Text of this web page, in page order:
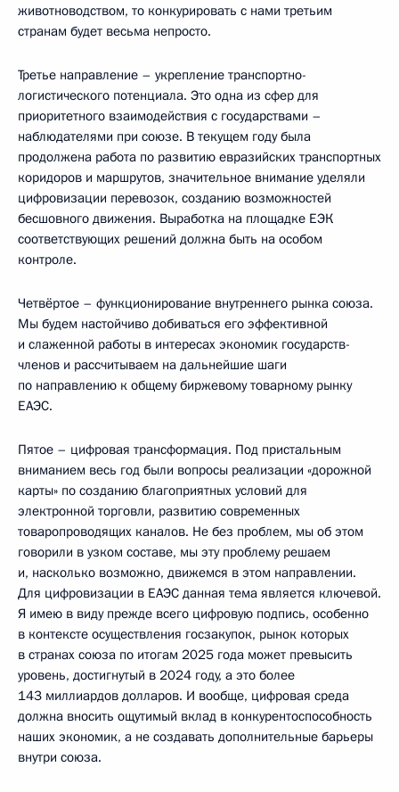
животноводством, то конкурировать с нами третьим
странам будет весьма непросто.
Третье направление – укрепление транспортно-
логистического потенциала. Это одна из сфер для
приоритетного взаимодействия с государствами –
наблюдателями при союзе. В текущем году была
продолжена работа по развитию евразийских транспортных
коридоров и маршрутов, значительное внимание уделяли
цифровизации перевозок, созданию возможностей
бесшовного движения. Выработка на площадке ЕЭК
соответствующих решений должна быть на особом
контроле.
Четвёртое – функционирование внутреннего рынка союза.
Мы будем настойчиво добиваться его эффективной
и слаженной работы в интересах экономик государств-
членов и рассчитываем на дальнейшие шаги
по направлению к общему биржевому товарному рынку
ЕАЭС.
Пятое – цифровая трансформация. Под пристальным
вниманием весь год были вопросы реализации «дорожной
карты» по созданию благоприятных условий для
электронной торговли, развитию современных
товаропроводящих каналов. Не без проблем, мы об этом
говорили в узком составе, мы эту проблему решаем
и, насколько возможно, движемся в этом направлении.
Для цифровизации в ЕАЭС данная тема является ключевой.
Я имею в виду прежде всего цифровую подпись, особенно
в контексте осуществления госзакупок, рынок которых
в странах союза по итогам 2025 года может превысить
уровень, достигнутый в 2024 году, а это более
143 миллиардов долларов. И вообще, цифровая среда
должна вносить ощутимый вклад в конкурентоспособность
наших экономик, а не создавать дополнительные барьеры
внутри союза.